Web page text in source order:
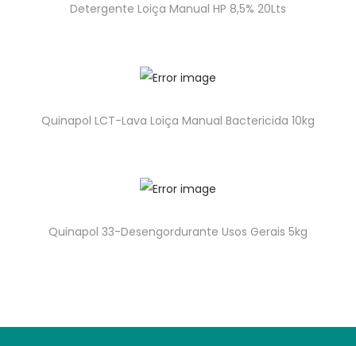
Detergente Loiça Manual HP 8,5% 20Lts
Quinapol LCT-Lava Loiça Manual Bactericida 10kg
Quinapol 33-Desengordurante Usos Gerais 5kg